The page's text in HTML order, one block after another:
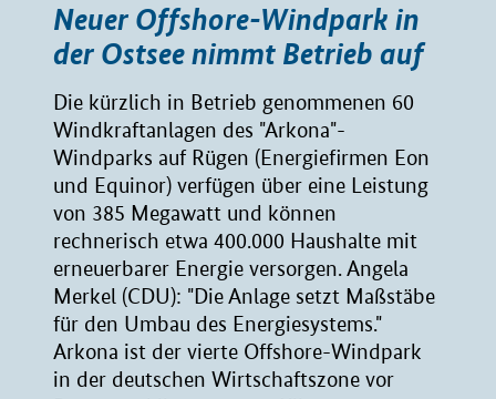
Neuer Offshore-Windpark in
der Ostsee nimmt Betrieb auf
Die kürzlich in Betrieb genommenen 60
Windkraftanlagen des "Arkona"-
Windparks auf Rügen (Energiefirmen Eon
und Equinor) verfügen über eine Leistung
von 385 Megawatt und können
rechnerisch etwa 400.000 Haushalte mit
erneuerbarer Energie versorgen. Angela
Merkel (CDU): "Die Anlage setzt Maßstäbe
für den Umbau des Energiesystems."
Arkona ist der vierte Offshore-Windpark
in der deutschen Wirtschaftszone vor